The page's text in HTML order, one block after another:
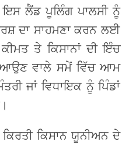
ਲੈਂਡ ਪੂਲਿੰਗ ਪਾਲਸੀ ਨੂੰ
ਦਾ ਸਾਹਮਣਾ ਕਰਨ ਲਈ
ਤੇ ਕਿਸਾਨਾਂ ਦੀ ਇੰਚ
ਆਉਣ ਵਾਲੇ ਸਮੇਂ ਵਿੱਚ ਆਮ
ਜਾਂ ਵਿਧਾਇਕ ਨੂੰ ਪਿੰਡਾਂ
ਕਿਸਾਨ ਯੂਨੀਅਨ ਦੇ